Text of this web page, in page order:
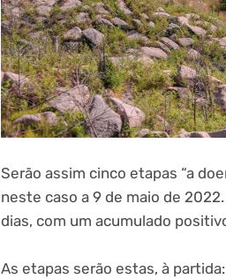
Serão assim cinco etapas “a
neste caso a 9 de maio de
dias, com um acumulado
As etapas serão estas, à partida: